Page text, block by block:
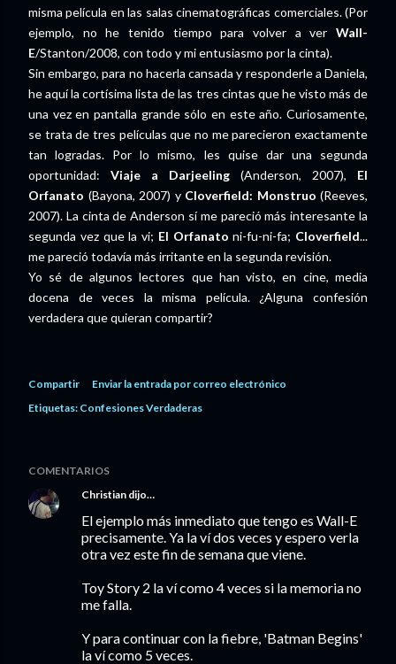
misma película en las salas cinematográficas comerciales. (Por
ejemplo, no he tenido tiempo para volver a ver Wall-
E/Stanton/2008, con todo y mi entusiasmo por la cinta).
Sin embargo, para no hacerla cansada y responderle a Daniela,
he aquí la cortísima lista de las tres cintas que he visto más de
una vez en pantalla grande sólo en este año. Curiosamente,
se trata de tres películas que no me parecieron exactamente
tan logradas. Por lo mismo, les quise dar una segunda
oportunidad: Viaje a Darjeeling (Anderson, 2007), El
Orfanato (Bayona, 2007) y Cloverfield: Monstruo (Reeves,
2007). La cinta de Anderson sí me pareció más interesante la
segunda vez que la vi; El Orfanatoni-fu-ni-fa; Cloverfield...
me pareció todavía más irritante en la segunda revisión.
Yo sé de algunos lectores que han visto, en cine, media
docena de veces la misma película. ¿Alguna confesión
verdadera que quieran compartir?
Compartir
Enviar la entrada por correo electrónico
Etiquetas: Confesiones Verdaderas
COMENTARIOS
Christian dijo…
El ejemplo más inmediato que tengo es Wall-E
precisamente. Ya la ví dos veces y espero verla
otra vez este fin de semana que viene.
Toy Story 2 la ví como 4 veces si la memoria no
me falla.
Y para continuar con la fiebre, 'Batman Begins'
la ví como 5 veces.